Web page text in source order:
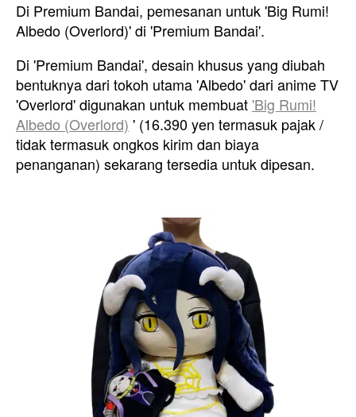
Di Premium Bandai, pemesanan untuk 'Big Rumi!
Albedo (Overlord)' di 'Premium Bandai'.
Di 'Premium Bandai', desain khusus yang diubah
bentuknya dari tokoh utama 'Albedo' dari anime TV
'Overlord' digunakan untuk membuat 'Big Rumi!
Albedo (Overlord) ' (16.390 yen termasuk pajak /
tidak termasuk ongkos kirim dan biaya
penanganan) sekarang tersedia untuk dipesan.